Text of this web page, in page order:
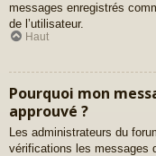
messages enregistrés
de l’utilisateur.
Haut
Pourquoi mon
approuvé ?
Les administrateurs du
vérifications les messages